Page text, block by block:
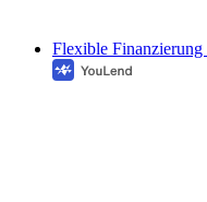
Flexible Finanzierung